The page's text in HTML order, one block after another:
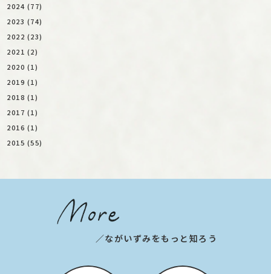
2024 (77)
2023 (74)
2022 (23)
2021 (2)
2020 (1)
2019 (1)
2018 (1)
2017 (1)
2016 (1)
2015 (55)
／ながいずみをもっと知ろう